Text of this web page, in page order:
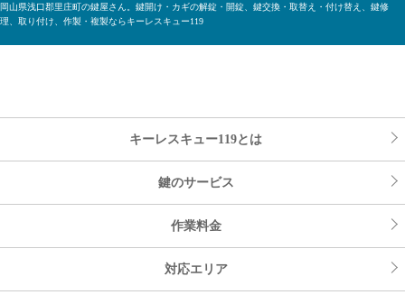
岡山県浅口郡里庄町の鍵屋さん。鍵開け・カギの解錠・開錠、鍵交換・取替え・付け替え、鍵修
理、取り付け、作製・複製ならキーレスキュー119
キーレスキュー119とは
鍵のサービス
作業料金
対応エリア